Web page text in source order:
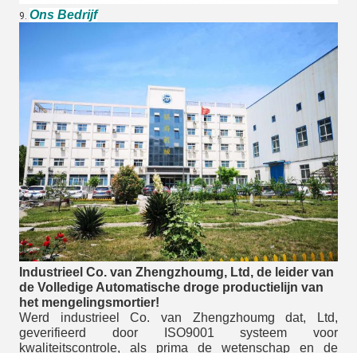
9. Ons Bedrijf
Industrieel Co. van Zhengzhoumg, Ltd, de leider van
de Volledige Automatische droge productielijn van
het mengelingsmortier!
Werd industrieel Co. van Zhengzhoumg dat, Ltd,
geverifieerd door ISO9001 systeem voor
kwaliteitscontrole, als prima de wetenschap en de